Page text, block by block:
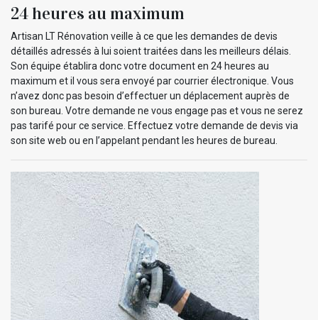
24 heures au maximum
Artisan LT Rénovation veille à ce que les demandes de devis
détaillés adressés à lui soient traitées dans les meilleurs délais.
Son équipe établira donc votre document en 24 heures au
maximum et il vous sera envoyé par courrier électronique. Vous
n’avez donc pas besoin d’effectuer un déplacement auprès de
son bureau. Votre demande ne vous engage pas et vous ne serez
pas tarifé pour ce service. Effectuez votre demande de devis via
son site web ou en l’appelant pendant les heures de bureau.